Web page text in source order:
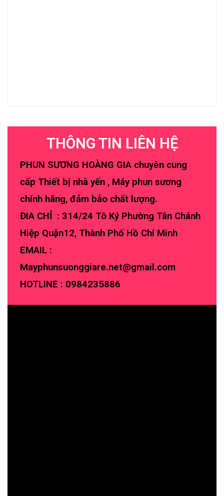
THÔNG TIN LIÊN HỆ
PHUN SƯƠNG HOÀNG GIA chuyên cung
cấp Thiết bị nhà yến , Máy phun sương
chính hãng, đảm bảo chất lượng.
ĐIA CHỈ : 314/24 Tô Ký Phường Tân Chánh
Hiệp Quận12, Thành Phố Hồ Chí Minh
EMAIL :
Mayphunsuonggiare.net@gmail.com
HOTLINE : 0984235886